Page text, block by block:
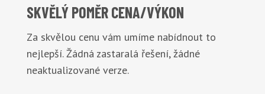
SKVĚLÝ POMĚRCENA/VÝKON
Za skvělou cenu vám umíme nabídnout to
nejlepší. Žádná zastaralá řešení, žádné
neaktualizované verze.